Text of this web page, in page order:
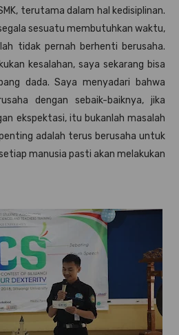
terutama dalam hal kedisiplinan.
sesuatu membutuhkan waktu,
tidak pernah berhenti berusaha.
kesalahan, saya sekarang bisa
dada. Saya menyadari bahwa
dengan sebaik-baiknya, jika
ekspektasi, itu bukanlah masalah
adalah terus berusaha untuk
manusia pasti akan melakukan